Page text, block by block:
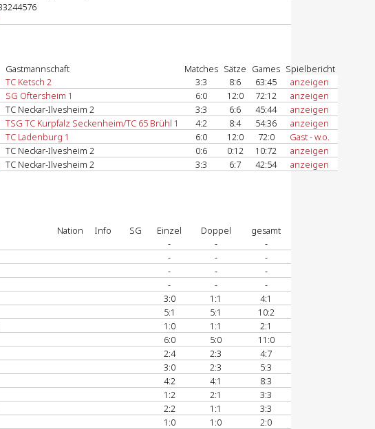
Gastmannschaft Matches Sätze Games Spielbericht
TC Ketsch 2 3:3 8:6 63:45
anzeigen
SG Oftersheim 1 6:0 12:0 72:12
anzeigen
TC Neckar-Ilvesheim 2 3:3 6:6 45:44
anzeigen
TSG TC Kurpfalz Seckenheim/TC 65 Brühl 1 4:2 8:4 54:36
anzeigen
TC Ladenburg 1 6:0 12:0 72:0
Gast - w.o.
TC Neckar-Ilvesheim 2 0:6 0:12 10:72
anzeigen
TC Neckar-Ilvesheim 2 3:3 6:7 42:54 anzeigen
Nation Info SG Einzel Doppel
gesamt
- -
-
- -
-
- -
-
- -
-
3:0 1:1
4:1
5:1 5:1
10:2
1:0 1:1
2:1
6:0 5:0
11:0
2:4 2:3
4:7
3:0 2:3
5:3
4:2 4:1
8:3
1:2 2:1
3:3
2:2 1:1
3:3
1:0 1:0
2:0